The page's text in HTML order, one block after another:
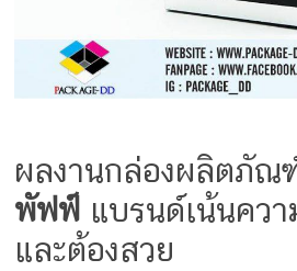
กล่อง
Packaging
ผลิต
กล่อง
เซ็ต
รับ
ผลงานกล่องผลิตภัณ
พัฟฟ์ แบรนด์เน้นคว
และต้องสวย